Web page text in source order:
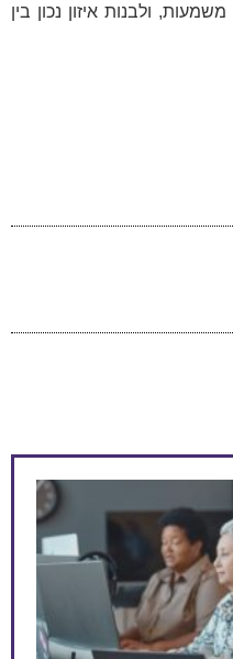
ולבנות איזון נכון בין